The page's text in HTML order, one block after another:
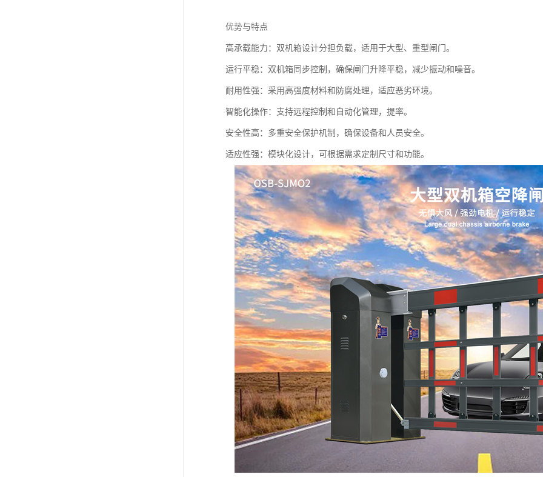
优势与特点
高承载能力：双机箱设计分担负载，适用于大型、重型闸门。
运行平稳：双机箱同步控制，确保闸门升降平稳，减少振动和噪音。
耐用性强：采用高强度材料和防腐处理，适应恶劣环境。
智能化操作：支持远程控制和自动化管理，提率。
安全性高：多重安全保护机制，确保设备和人员安全。
适应性强：模块化设计，可根据需求定制尺寸和功能。